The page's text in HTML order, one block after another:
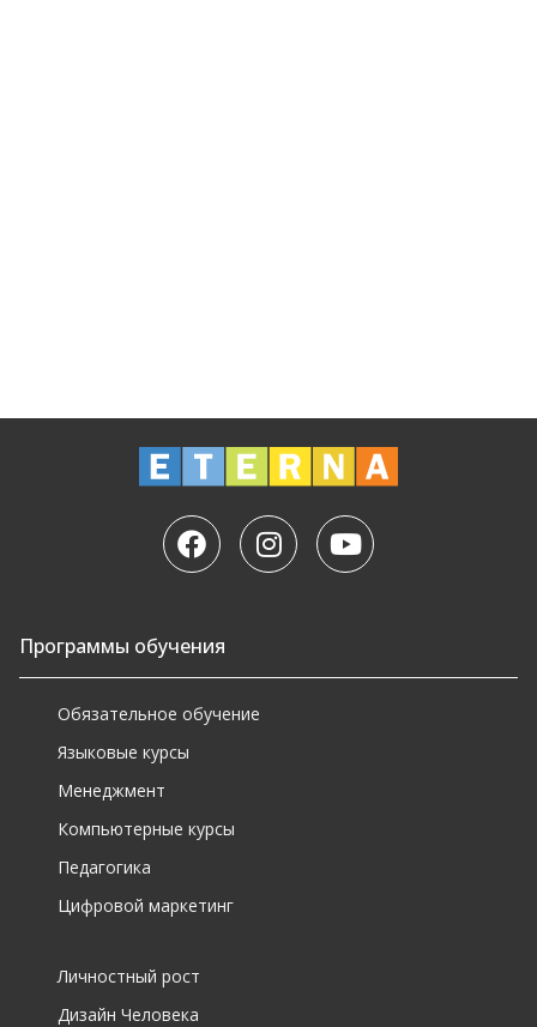
Программы обучения
Обязательное обучение
Языковые курсы
Менеджмент
Компьютерные курсы
Педагогика
Цифровой маркетинг
Личностный рост
Дизайн Человека